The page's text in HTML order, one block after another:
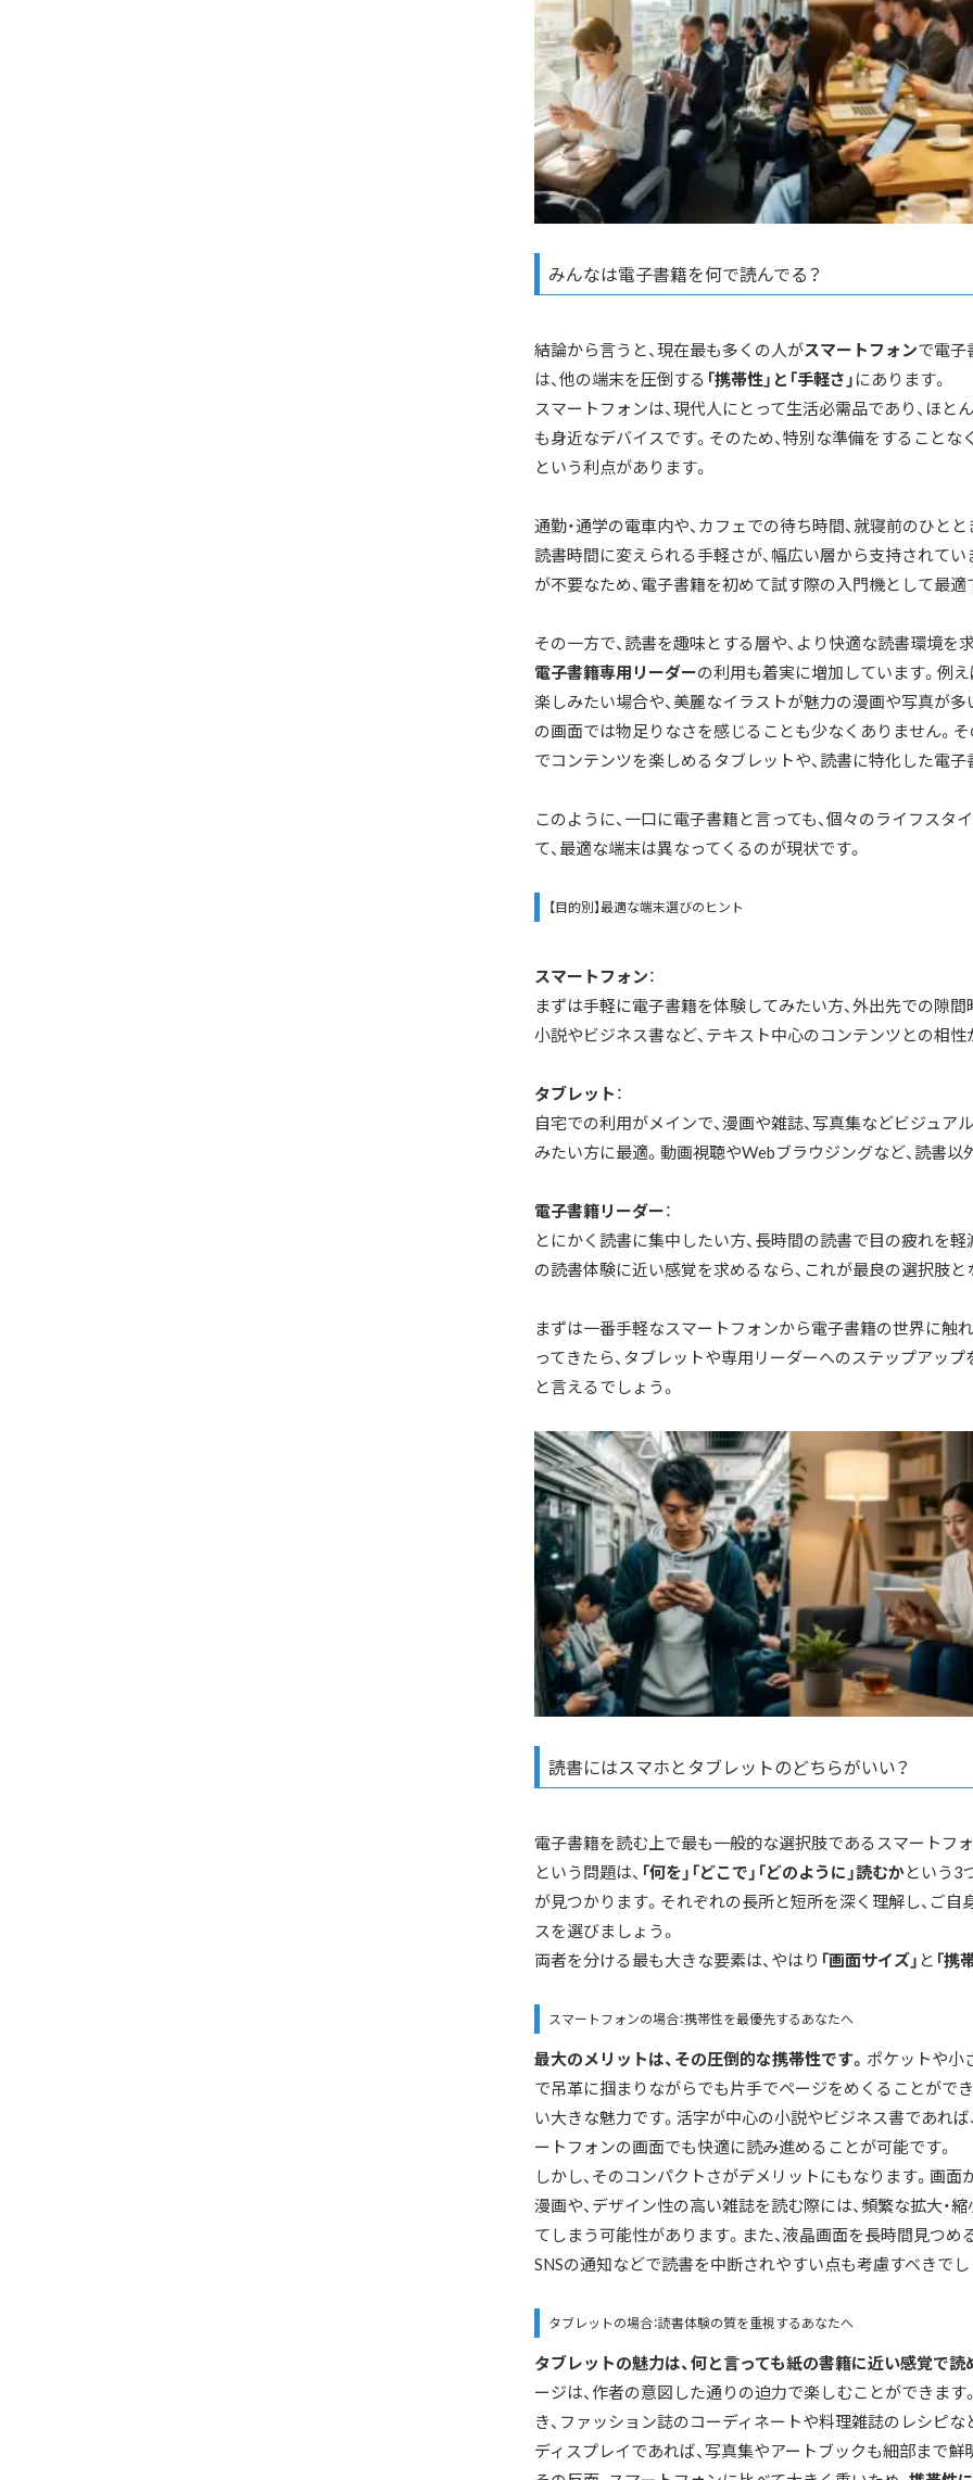
みんなは電子書籍を何で読んでる？
結論から言うと、現在最も多くの人がスマートフォンで電子
は、他の端末を圧倒する 「携帯性」と「手軽さ」にあります。
スマートフォンは、現代人にとって生活必需品であり、ほ
も身近なデバイスです。そのため、特別な準備をすること
という利点があります。
通勤・通学の電車内や、カフェでの待ち時間、就寝前のひと
読書時間に変えられる手軽さが、幅広い層から支持されて
が不要なため、電子書籍を初めて試す際の入門機として最適
その一方で、読書を趣味とする層や、より快適な読書環境を
電子書籍専用リーダーの利用も着実に増加しています。例
楽しみたい場合や、美麗なイラストが魅力の漫画や写真が
の画面では物足りなさを感じることも少なくありません。
でコンテンツを楽しめるタブレットや、読書に特化した電
このように、一口に電子書籍と言っても、個々のライフスタ
て、最適な端末は異なってくるのが現状です。
【目的別】最適な端末選びのヒント
スマートフォン：
まずは手軽に電子書籍を体験してみたい方、外出先での隙
小説やビジネス書など、テキスト中心のコンテンツとの相性
タブレット：
自宅での利用がメインで、漫画や雑誌、写真集などビジュ
みたい方に最適。動画視聴やWebブラウジングなど、読書
電子書籍リーダー：
とにかく読書に集中したい方、長時間の読書で目の疲れを
の読書体験に近い感覚を求めるなら、これが最良の選択肢と
まずは一番手軽なスマートフォンから電子書籍の世界に触
ってきたら、タブレットや専用リーダーへのステップアッ
と言えるでしょう。
読書にはスマホとタブレットのどちらがいい？
電子書籍を読む上で最も一般的な選択肢であるスマートフ
という問題は、 「何を」「どこで」「どのように」読むかという3
が見つかります。それぞれの長所と短所を深く理解し、ご
スを選びましょう。
両者を分ける最も大きな要素は、やはり 「画面サイズ」 と 「携
スマートフォンの場合：携帯性を最優先するあなたへ
最大のメリットは、その圧倒的な携帯性です。 ポケットや小
で吊革に掴まりながらでも片手でページをめくることがで
い大きな魅力です。活字が中心の小説やビジネス書であれ
ートフォンの画面でも快適に読み進めることが可能です。
しかし、そのコンパクトさがデメリットにもなります。画面
漫画や、デザイン性の高い雑誌を読む際には、頻繁な拡大・
てしまう可能性があります。また、液晶画面を長時間見つ
SNSの通知などで読書を中断されやすい点も考慮すべきでし
タブレットの場合：読書体験の質を重視するあなたへ
タブレットの魅力は、何と言っても紙の書籍に近い感覚で読
ージは、作者の意図した通りの迫力で楽しむことができま
き、ファッション誌のコーディネートや料理雑誌のレシピ
ディスプレイであれば、写真集やアートブックも細部まで鮮